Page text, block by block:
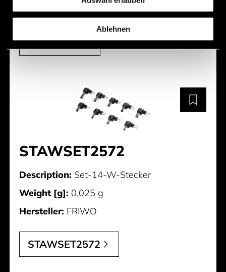
Ablehnen
Hersteller:FRIWO
STAW2571
STAWSET2572
Description: Set-14-W-Stecker
Weight [g]: 0,025 g
Hersteller: FRIWO
STAWSET2572